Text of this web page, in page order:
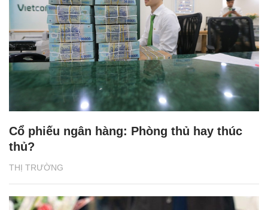
THỊ TRƯỜNG
Cổ phiếu ngân hàng: Phòng thủ hay thúc
thủ?